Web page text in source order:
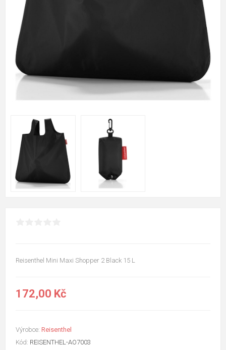
Reisenthel Mini Maxi Shopper 2 Black 15 L
172,00 Kč
Výrobce: Reisenthel
Kód: REISENTHEL-AO7003